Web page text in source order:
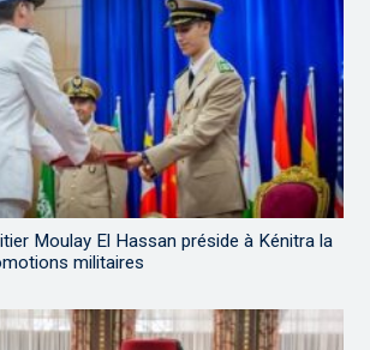
Moulay El Hassan préside à Kénitra la
militaires